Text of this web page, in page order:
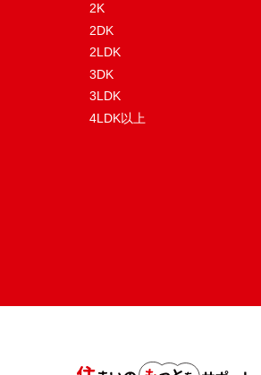
2K
2DK
2LDK
3DK
3LDK
4LDK以上